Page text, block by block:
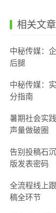
相关文章
中秘传媒：
后腿
中秘传媒：
分指南
暑期社会实
声量做破圈
告别投稿石
版发表密码
全流程线上
稿全环节